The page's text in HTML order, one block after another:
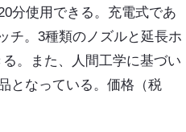
分使用できる。充電式であ
チ。3種類のノズルと延長ホ
。また、人間工学に基づい
となっている。価格（税